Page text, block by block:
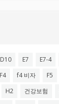
D10 E7 E7-4
F4 f4 비자 F5
H2 건강보험